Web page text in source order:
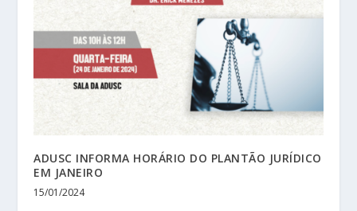
ADUSC INFORMA HORÁRIO DO PLANTÃO JURÍDICO
EM JANEIRO
15/01/2024